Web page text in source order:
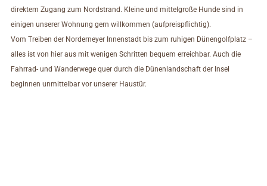
direktem Zugang zum Nordstrand. Kleine und mittelgroße Hunde sind in
einigen unserer Wohnung gern willkommen (aufpreispflichtig).
Vom Treiben der Norderneyer Innenstadt bis zum ruhigen Dünengolfplatz –
alles ist von hier aus mit wenigen Schritten bequem erreichbar. Auch die
Fahrrad- und Wanderwege quer durch die Dünenlandschaft der Insel
beginnen unmittelbar vor unserer Haustür.